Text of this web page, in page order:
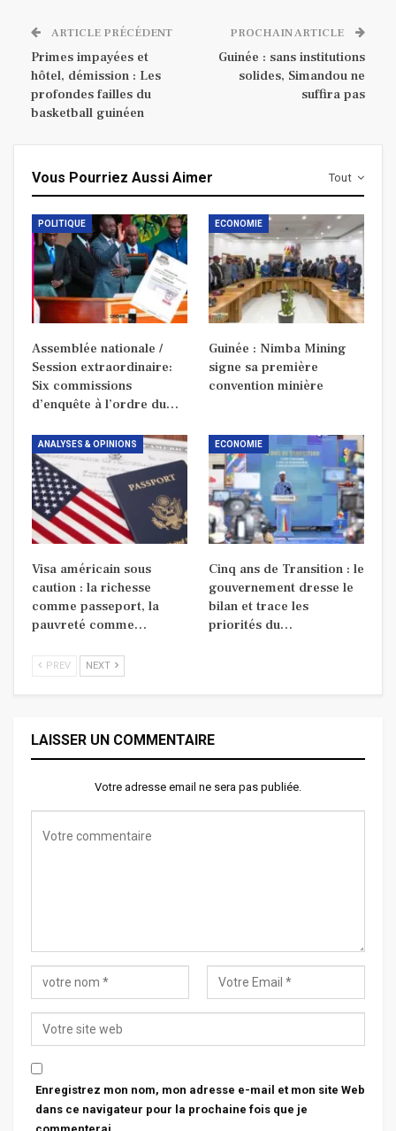
ARTICLE PRÉCÉDENT
Primes impayées et
hôtel, démission : Les
profondes failles du
basketball guinéen
PROCHAIN ARTICLE
Guinée : sans institutions
solides, Simandou ne
suffira pas
Tout
Vous Pourriez Aussi Aimer
POLITIQUE
Assemblée nationale /
Session extraordinaire:
Six commissions
d’enquête à l’ordre du…
ECONOMIE
Guinée : Nimba Mining
signe sa première
convention minière
ANALYSES & OPINIONS
Visa américain sous
caution : la richesse
comme passeport, la
pauvreté comme…
ECONOMIE
Cinq ans de Transition : le
gouvernement dresse le
bilan et trace les
priorités du…
PREV NEXT
LAISSER UN COMMENTAIRE
Votre adresse email ne sera pas publiée.
Enregistrez mon nom, mon adresse e-mail et mon site Web
dans ce navigateur pour la prochaine fois que je